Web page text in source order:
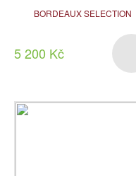
BORDEAUX SELECTION
5 200 Kč